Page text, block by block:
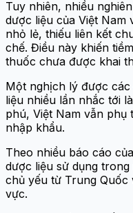
Tuy nhiên, nhiều
dược liệu của Việt Nam
nhỏ lẻ, thiếu liên kết
chế. Điều này khiến
thuốc chưa được khai
Một nghịch lý được
liệu nhiều lần nhắc tới
phú, Việt Nam vẫn
nhập khẩu.
Theo nhiều báo cáo
dược liệu sử dụng
chủ yếu từ Trung
vực.